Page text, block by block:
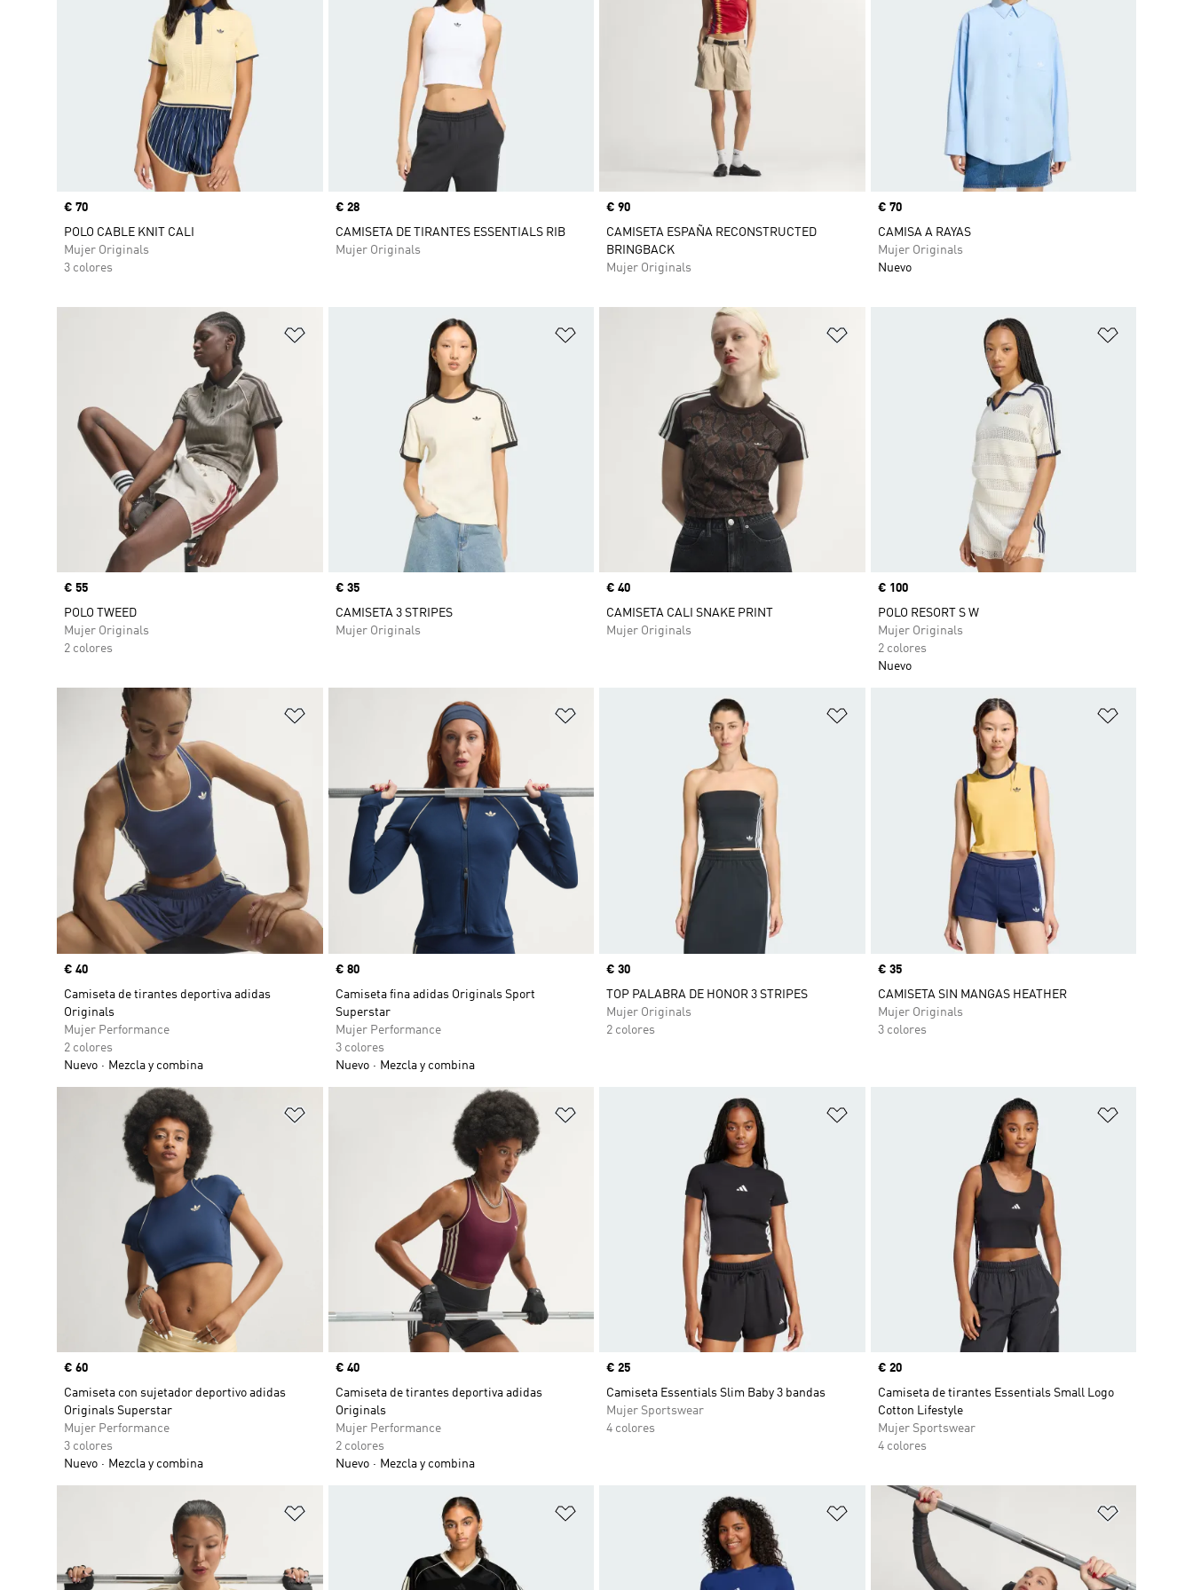
Precio
€ 70
POLO CABLE KNIT CALI
Mujer Originals
3 colores
Precio
€ 28
CAMISETA DE TIRANTES ESSENTIALS RIB
Mujer Originals
Precio
€ 90
CAMISETA ESPAÑA RECONSTRUCTED
BRINGBACK
Mujer Originals
Precio
€ 70
CAMISA A RAYAS
Mujer Originals
Nuevo
Añadir a la lista de deseos
Precio
€ 55
POLO TWEED
Mujer Originals
2 colores
Añadir a la lista de deseos
Precio
€ 35
CAMISETA 3 STRIPES
Mujer Originals
Añadir a la lista de deseos
Precio
€ 40
CAMISETA CALI SNAKE PRINT
Mujer Originals
Precio
€ 100
POLO RESORT S W
Mujer Originals
2 colores
Nuevo
Añadir a la lista de deseos
Precio
€ 40
Camiseta de tirantes deportiva adidas
Originals
Mujer Performance
2 colores
Nuevo
Mezcla y combina
Añadir a la lista de deseos
Precio
€ 80
Camiseta fina adidas Originals Sport
Superstar
Mujer Performance
3 colores
Nuevo
Mezcla y combina
Añadir a la lista de deseos
Precio
€ 30
TOP PALABRA DE HONOR 3 STRIPES
Mujer Originals
2 colores
Precio
€ 35
CAMISETA SIN MANGAS HEATHER
Mujer Originals
3 colores
Añadir a la lista de deseos
Precio
€ 60
Camiseta con sujetador deportivo adidas
Originals Superstar
Mujer Performance
3 colores
Nuevo
Mezcla y combina
Añadir a la lista de deseos
Precio
€ 40
Camiseta de tirantes deportiva adidas
Originals
Mujer Performance
2 colores
Nuevo
Mezcla y combina
Añadir a la lista de deseos
Precio
€ 25
Camiseta Essentials Slim Baby 3 bandas
Mujer Sportswear
4 colores
Precio
€ 20
Camiseta de tirantes Essentials Small Logo
Cotton Lifestyle
Mujer Sportswear
4 colores
Añadir a la lista de deseos Añadir a la lista de deseos Añadir a la lista de deseos